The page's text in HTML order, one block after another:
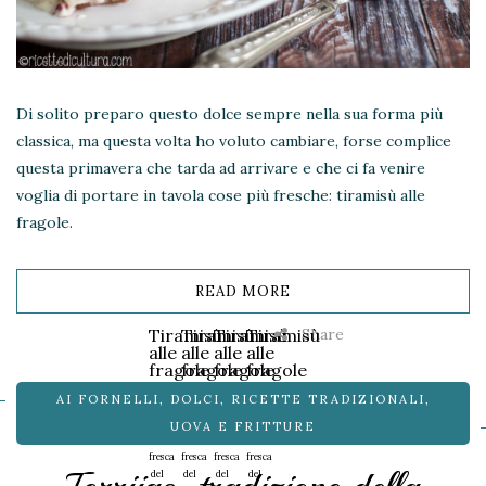
Di solito preparo questo dolce sempre nella sua forma più
classica, ma questa volta ho voluto cambiare, forse complice
questa primavera che tarda ad arrivare e che ci fa venire
voglia di portare in tavola cose più fresche: tiramisù alle
fragole.
READ MORE
Share
Tiramisù
alle
fragole
versione
primaverile
fresca
del
Tiramisù
alle
fragole
versione
primaverile
fresca
del
Tiramisù
alle
fragole
versione
primaverile
fresca
del
Tiramisù
alle
fragole
versione
primaverile
fresca
del
AI FORNELLI , DOLCI , RICETTE TRADIZIONALI ,
UOVA E FRITTURE